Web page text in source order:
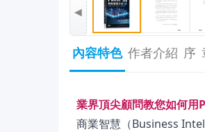
◀
內容特色 作者介紹 序
業界頂尖顧問教您如何
商業智慧（Business